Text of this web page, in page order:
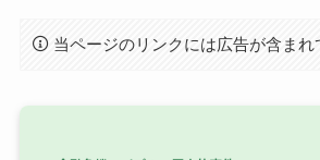
当ページのリンクには広告が含まれ